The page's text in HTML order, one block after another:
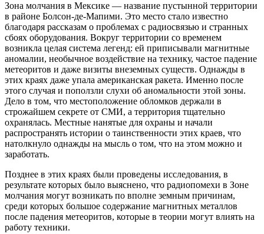
Зона молчания в Мексике — название пустынной территории
в районе Болсон-де-Мапими. Это место стало известно
благодаря рассказам о проблемах с радиосвязью и странных
сбоях оборудования. Вокруг территории со временем
возникла целая система легенд: ей приписывали магнитные
аномалии, необычное воздействие на технику, частое падение
метеоритов и даже визиты внеземных существ. Однажды в
этих краях даже упала американская ракета. Именно после
этого случая и поползли слухи об аномальности этой зоны.
Дело в том, что местоположение обломков держали в
строжайшем секрете от СМИ, а территория тщательно
охранялась. Местные нанятые для охраны и начали
распространять истории о таинственности этих краев, что
натолкнуло однажды на мысль о том, что на этом можно и
заработать.
Позднее в этих краях были проведены исследования, в
результате которых было выяснено, что радиопомехи в Зоне
молчания могут возникать по вполне земным причинам,
среди которых большое содержание магнитных металлов
после падения метеоритов, которые в теории могут влиять на
работу техники.